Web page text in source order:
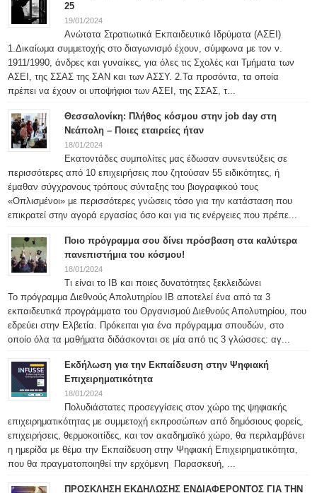
25
19/01/2024
Ανώτατα Στρατιωτικά Εκπαιδευτικά Ιδρύματα (ΑΣΕΙ)
1.Δικαίωμα συμμετοχής στο διαγωνισμό έχουν, σύμφωνα με τον ν.
1911/1990, άνδρες και γυναίκες, για όλες τις Σχολές και Τμήματα των
ΑΣΕΙ, της ΣΣΑΣ της ΣΑΝ και των ΑΣΣΥ. 2.Τα προσόντα, τα οποία
πρέπει να έχουν οι υποψήφιοι των ΑΣΕΙ, της ΣΣΑΣ, τ...
Θεσσαλονίκη: Πλήθος κόσμου στην job day στη
Νεάπολη – Ποιες εταιρείες ήταν
18/01/2024
Εκατοντάδες συμπολίτες μας έδωσαν συνεντεύξεις σε
περισσότερες από 10 επιχειρήσεις που ζητούσαν 55 ειδικότητες, ή
έμαθαν σύγχρονους τρόπους σύνταξης του βιογραφικού τους
«Οπλισμένοι» με περισσότερες γνώσεις τόσο για την κατάσταση που
επικρατεί στην αγορά εργασίας όσο και για τις ενέργειες που πρέπε...
Ποιο πρόγραμμα σου δίνει πρόσβαση στα καλύτερα
πανεπιστήμια του κόσμου!
18/01/2024
Τι είναι το IB και ποιες δυνατότητες ξεκλειδώνει
Το πρόγραμμα Διεθνούς Απολυτηρίου IB αποτελεί ένα από τα 3
εκπαιδευτικά προγράμματα του Οργανισμού Διεθνούς Απολυτηρίου, που
εδρεύει στην Ελβετία. Πρόκειται για ένα πρόγραμμα σπουδών, στο
οποίο όλα τα μαθήματα διδάσκονται σε μία από τις 3 γλώσσες: αγ...
Εκδήλωση για την Εκπαίδευση στην Ψηφιακή
Επιχειρηματικότητα
18/01/2024
Πολυδιάστατες προσεγγίσεις στον χώρο της ψηφιακής
επιχειρηματικότητας με συμμετοχή εκπροσώπων από δημόσιους φορείς,
επιχειρήσεις, θερμοκοιτίδες, και τον ακαδημαϊκό χώρο, θα περιλαμβάνει
η ημερίδα με θέμα την Εκπαίδευση στην Ψηφιακή Επιχειρηματικότητα,
που θα πραγματοποιηθεί την ερχόμενη Παρασκευή, ...
ΠΡΟΣΚΛΗΣΗ ΕΚΔΗΛΩΣΗΣ ΕΝΔΙΑΦΕΡΟΝΤΟΣ ΓΙΑ ΤΗΝ